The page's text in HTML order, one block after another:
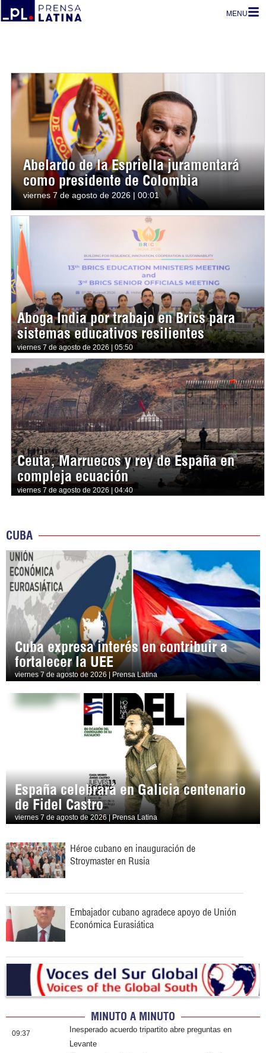
MENU
Abelardo de la Espriella juramentará
como presidente de Colombia
viernes 7 de agosto de 2026 | 00:01
Aboga India por trabajo en Brics para
sistemas educativos resilientes
viernes 7 de agosto de 2026 | 05:50
Ceuta, Marruecos y rey de España en
compleja ecuación
viernes 7 de agosto de 2026 | 04:40
CUBA
Cuba expresa interés en contribuir a
fortalecer la UEE
viernes 7 de agosto de 2026 | Prensa Latina
España celebrará en Galicia centenario
de Fidel Castro
viernes 7 de agosto de 2026 | Prensa Latina
Héroe cubano en inauguración de
Stroymaster en Rusia
Embajador cubano agradece apoyo de Unión
Económica Eurasiática
MINUTO A MINUTO
09:37
Inesperado acuerdo tripartito abre preguntas en
Levante